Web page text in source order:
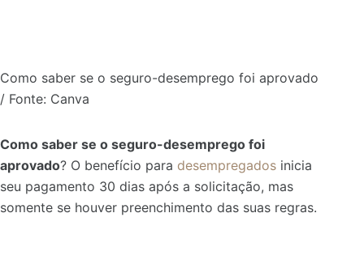
Como saber se o seguro-desemprego foi aprovado
/ Fonte: Canva
Como saber se o seguro-desemprego foi
aprovado? O benefício para desempregados inicia
seu pagamento 30 dias após a solicitação, mas
somente se houver preenchimento das suas regras.